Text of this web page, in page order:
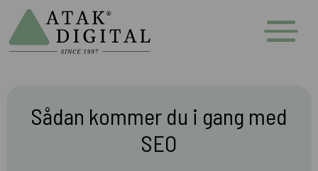
Sådan kommer du i gang med
SEO